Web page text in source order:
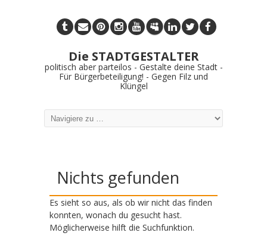
Die STADTGESTALTER
politisch aber parteilos - Gestalte deine Stadt -
Für Bürgerbeteiligung! - Gegen Filz und
Klüngel
Nichts gefunden
Es sieht so aus, als ob wir nicht das finden
konnten, wonach du gesucht hast.
Möglicherweise hilft die Suchfunktion.